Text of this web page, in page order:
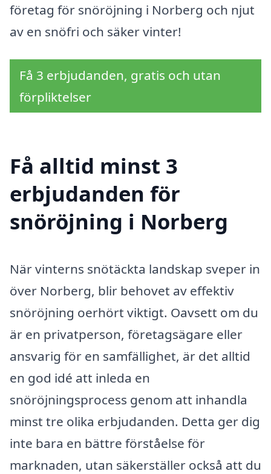
företag för snöröjning i Norberg och njut
av en snöfri och säker vinter!
Få 3 erbjudanden, gratis och utan
förpliktelser
Få alltid minst 3
erbjudanden för
snöröjning i Norberg
När vinterns snötäckta landskap sveper in
över Norberg, blir behovet av effektiv
snöröjning oerhört viktigt. Oavsett om du
är en privatperson, företagsägare eller
ansvarig för en samfällighet, är det alltid
en god idé att inleda en
snöröjningsprocess genom att inhandla
minst tre olika erbjudanden. Detta ger dig
inte bara en bättre förståelse för
marknaden, utan säkerställer också att du